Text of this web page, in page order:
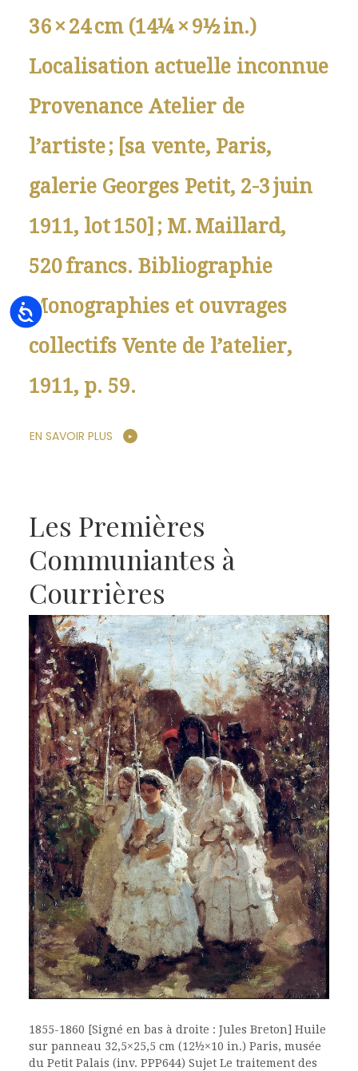
Accessibility
36 × 24 cm (14¼ × 9½ in.)
Localisation actuelle inconnue
Provenance Atelier de
l’artiste ; [sa vente, Paris,
galerie Georges Petit, 2-3 juin
1911, lot 150] ; M. Maillard,
520 francs. Bibliographie
Monographies et ouvrages
collectifs Vente de l’atelier,
1911, p. 59.
EN SAVOIR PLUS
Les Premières
Communiantes à
Courrières
1855-1860 [Signé en bas à droite : Jules Breton] Huile
sur panneau 32,5×25,5 cm (12½×10 in.) Paris, musée
du Petit Palais (inv. PPP644) Sujet Le traitement des